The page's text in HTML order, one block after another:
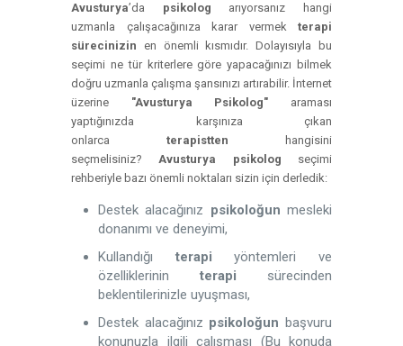
Avusturya’da psikolog arıyorsanız hangi
uzmanla çalışacağınıza karar vermek terapi
sürecinizin en önemli kısmıdır. Dolayısıyla bu
seçimi ne tür kriterlere göre yapacağınızı bilmek
doğru uzmanla çalışma şansınızı artırabilir. İnternet
üzerine "Avusturya Psikolog" araması
yaptığınızda karşınıza çıkan
onlarca terapistten hangisini
seçmelisiniz?Avusturya psikolog seçimi
rehberiyle bazı önemli noktaları sizin için derledik:
Destek alacağınız psikoloğun mesleki
donanımı ve deneyimi,
Kullandığı terapi yöntemleri ve
özelliklerinin terapi sürecinden
beklentilerinizle uyuşması,
Destek alacağınız psikoloğun başvuru
konunuzla ilgili çalışması (Bu konuda